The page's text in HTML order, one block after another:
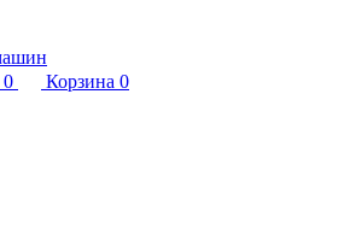
0 Корзина 0